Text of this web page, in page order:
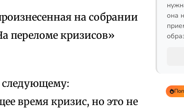
на собрании
переломе кризисов»
следующе­му:
время кри­зис, но это не
она